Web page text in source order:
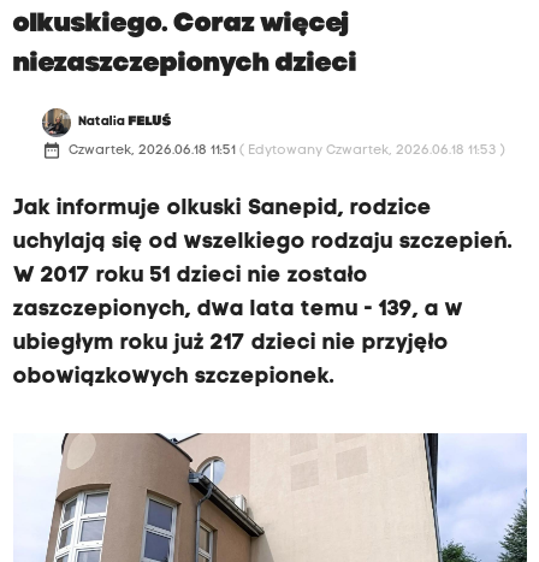
olkuskiego. Coraz więcej
niezaszczepionych dzieci
Natalia FELUŚ
date_range Czwartek, 2026.06.18 11:51 ( Edytowany Czwartek, 2026.06.18 11:53 )
Jak informuje olkuski Sanepid, rodzice
uchylają się od wszelkiego rodzaju szczepień.
W 2017 roku 51 dzieci nie zostało
zaszczepionych, dwa lata temu - 139, a w
ubiegłym roku już 217 dzieci nie przyjęło
obowiązkowych szczepionek.